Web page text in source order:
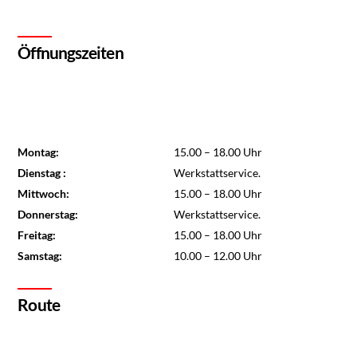
Öffnungszeiten
Montag:
Dienstag :
Mittwoch:
Donnerstag:
Freitag:
Samstag:
15.00 – 18.00 Uhr
Werkstattservice.
15.00 – 18.00 Uhr
Werkstattservice.
15.00 – 18.00 Uhr
10.00 – 12.00 Uhr
Route